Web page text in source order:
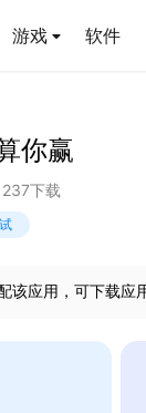
游戏 软件
你赢
下载
该应用，可下载应